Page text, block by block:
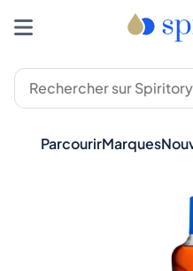
ParcourirMarques